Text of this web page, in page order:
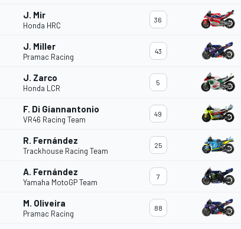
J. Mir
Honda HRC
36
J. Miller
Pramac Racing
43
J. Zarco
Honda LCR
5
F. Di Giannantonio
VR46 Racing Team
49
R. Fernández
Trackhouse Racing Team
25
A. Fernández
Yamaha MotoGP Team
7
M. Oliveira
Pramac Racing
88